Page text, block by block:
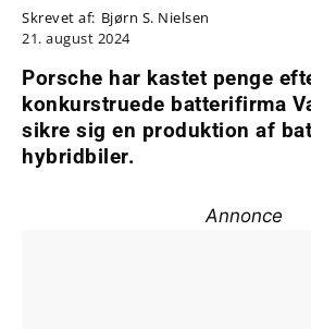
Skrevet af: Bjørn S. Nielsen
21. august 2024
Porsche har kastet penge
konkurstruede batterifirma
sikre sig en produktion af
hybridbiler.
Annonce